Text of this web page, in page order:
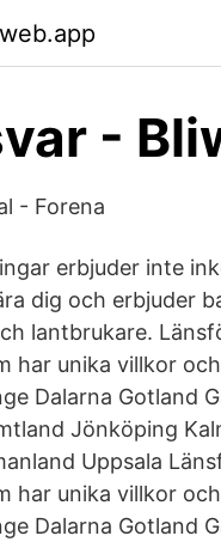
-
- Forena
erbjuder inte
dig och erbjuder
lantbrukare.
har unika villkor
Dalarna Gotland
Jönköping
Uppsala
har unika villkor
Dalarna Gotland